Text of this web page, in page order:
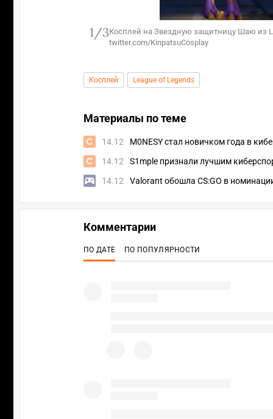
1/3Косплей на Звездную защитницу Шаю из
twitter.com/KinpatsuCosplay
Косплей League of Legends
Материалы по теме
14.12
M0NESY стал новичком года в
14.12
S1mple признали лучшим
14.12
Valorant обошла CS:GO в
Комментарии
ПО ДАТЕ ПО ПОПУЛЯРНОСТИ